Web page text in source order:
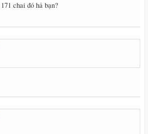
chai đó hả bạn?